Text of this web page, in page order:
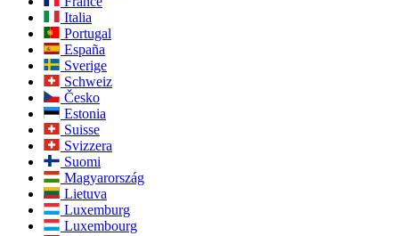
Italia
Portugal
España
Sverige
Schweiz
Česko
Estonia
Suisse
Svizzera
Suomi
Magyarország
Lietuva
Luxemburg
Luxembourg